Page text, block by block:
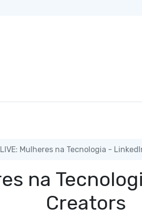
LIVE: Mulheres na Tecnologia -
na
Creators